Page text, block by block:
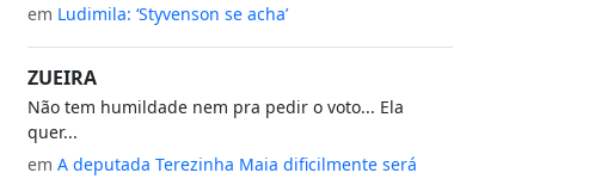
em Ludimila: ‘Styvenson se acha’
ZUEIRA
Não tem humildade nem pra pedir o voto... Ela
quer...
em A deputada Terezinha Maia dificilmente será